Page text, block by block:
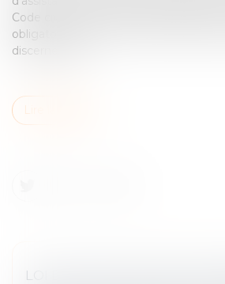
Code civil afin de rendre l'assistance
obligatoire pour tout mineur
discernement....
Lire la suite
LOI DU 13 JUILLET 2026 : UNE